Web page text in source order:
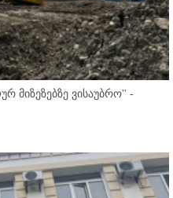
მიზეზებზე ვისაუბრო'' -